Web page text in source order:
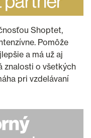
Shoptet,
Pomôže
a má už aj
znalosti o všetkých
pri vzdelávaní